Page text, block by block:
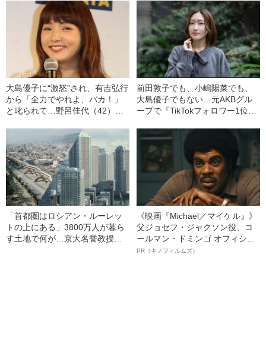
ワケ
大島優子に“激怒”され、有吉弘行
から「全力でやれよ、バカ！」
と叱られて…野呂佳代（42）は
可愛がられる“永遠の後輩力”
前田敦子でも、小嶋陽菜でも、
大島優子でもない…元AKBグル
ープで『TikTokフォロワー1位』
外で花開いたワケ
「首都圏はロシアン・ルーレッ
トの上にある」3800万人が暮ら
す土地で何が…京大名誉教授が
《映画『Michael／マイケル』》
父ジョセフ・ジャクソン役、コ
ールマン・ドミンゴ オフィシャ
ルインタビュー“観客を魅了した
PR（キノフィルムズ）